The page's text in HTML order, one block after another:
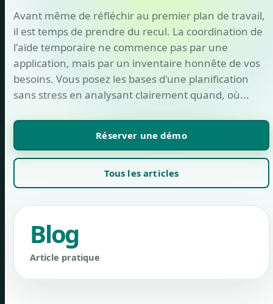
Avant même de réfléchir au premier plan de travail,
il est temps de prendre du recul. La coordination de
l'aide temporaire ne commence pas par une
application, mais par un inventaire honnête de vos
besoins. Vous posez les bases d'une planification
sans stress en analysant clairement quand, où...
Réserver une démo
Tous les articles
Blog
Article pratique